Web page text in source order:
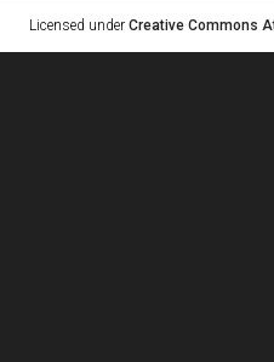
Licensed under Creative Commons